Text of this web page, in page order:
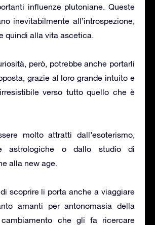
influenze plutoniane. Queste
inevitabilmente all’introspezione,
quindi alla vita ascetica.
però, potrebbe anche portarli
grazie al loro grande intuito e
verso tutto quello che è
molto attratti dall’esoterismo,
astrologiche o dallo studio di
alla new age.
scoprire li porta anche a viaggiare
amanti per antonomasia della
che gli fa ricercare